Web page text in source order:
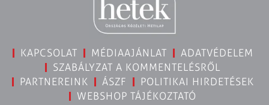
KAPCSOLAT MÉDIAAJÁNLAT
ADATVÉDELEM
SZABÁLYZAT A KOMMENTELÉSRŐL
PARTNEREINK
ÁSZF
POLITIKAI HIRDETÉSEK
WEBSHOP TÁJÉKOZTATÓ